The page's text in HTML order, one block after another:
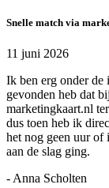
Snelle match via
11 juni 2026
Ik ben erg onder de
gevonden heb dat
marketingkaart.nl
dus toen heb ik
het nog geen uur of
aan de slag ging.
- Anna Scholten